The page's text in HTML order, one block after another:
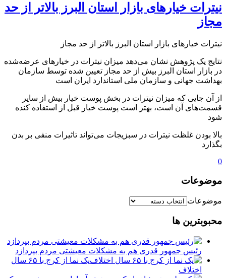
نیترات خیارهای بازار استان البرز بالاتر از حد
مجاز
نیترات خیارهای بازار استان البرز بالاتر از حد مجاز
نتایج یک پژوهش نشان می‌دهد میزان نیترات در خیارهای عرضه‌شده
در بازار استان البرز بیش از حد مجاز تعیین شده توسط سازمان
بهداشت جهانی و سازمان ملی استاندارد ایران است
از آن‌ جایی که میزان نیترات در بخش پوست خیار بیش از سایر
قسمت‌های آن است، بهتر است پوست خیار قبل از استفاده کنده
شود
بالا بودن غلظت نیترات در سبزیجات می‌تواند تاثیرات منفی بر بدن
بگذارد
0
موضوعات
موضوعات
محبوبترین ها
رئیس جمهور قدری هم به مشکلات معیشتی مردم بپردازد
یک نما از کرج با ۶۵ سال
اختلاف